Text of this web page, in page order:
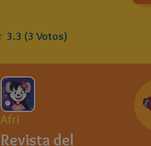
3.3 (3 Votos)
Afri
Revista del